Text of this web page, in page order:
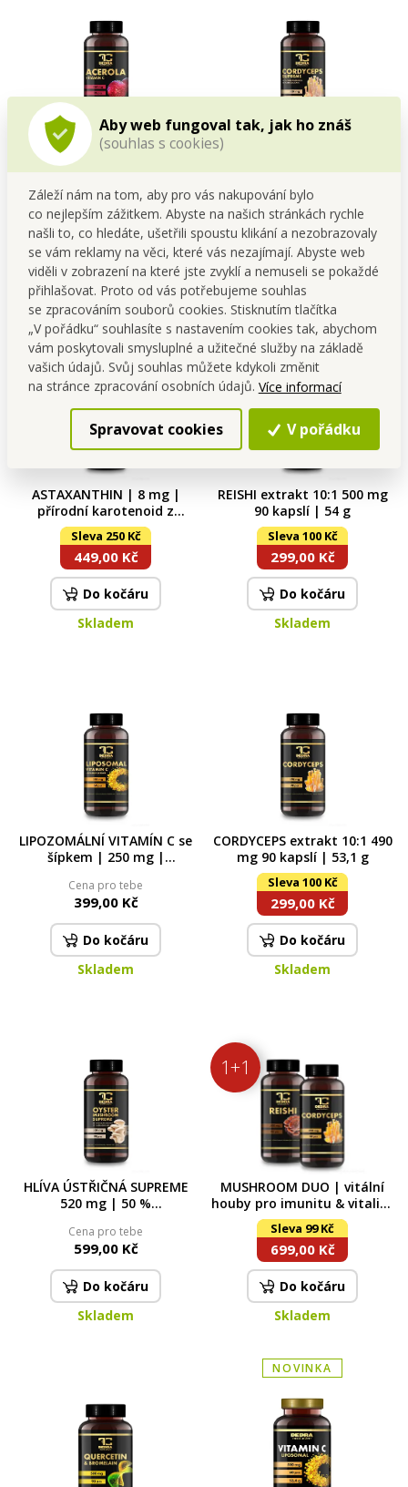
Aby web fungoval tak, jak ho znáš
(souhlas s cookies)
Záleží nám na tom, aby pro vás nakupování bylo
co nejlepším zážitkem. Abyste na našich stránkách rychle
našli to, co hledáte, ušetřili spoustu klikání a nezobrazovaly
se vám reklamy na věci, které vás nezajímají. Abyste web
viděli v zobrazení na které jste zvyklí a nemuseli se pokaždé
přihlašovat. Proto od vás potřebujeme souhlas
se zpracováním souborů cookies. Stisknutím tlačítka
„V pořádku“ souhlasíte s nastavením cookies tak, abychom
vám poskytovali smysluplné a užitečné služby na základě
vašich údajů. Svůj souhlas můžete kdykoli změnit
na stránce zpracování osobních údajů. Více informací
Spravovat cookies V pořádku
ACEROLA extrakt z plodů
10:1 560 mg | přírodní
Sleva 120 Kč
279,00 Kč
Do kočáru
Skladem
CORDYCEPS SUPREME 520
| 55,8 g
Cena pro tebe
599,00 Kč
Do kočáru
Skladem
ASTAXANTHIN | 8 mg |
přírodní karotenoid z
mikrořasy 60 kapslí | 34,2 g
Sleva 250 Kč
449,00 Kč
Do kočáru
Skladem
REISHI extrakt 10:1 500 mg
90 kapslí | 54 g
Sleva 100 Kč
299,00 Kč
Do kočáru
Skladem
LIPOZOMÁLNÍ VITAMÍN C se
šípkem | 250 mg |
imunita & vitalita | 60 kapslí
Cena pro tebe
399,00 Kč
Do kočáru
Skladem
CORDYCEPS extrakt 10:1 490
mg 90 kapslí | 53,1 g
Sleva 100 Kč
299,00 Kč
Do kočáru
Skladem
HLÍVA ÚSTŘIČNÁ SUPREME
520 mg | 50 %
glukanů | vitalita, imunita a
metabolismus tuků | 90
kapslí
Cena pro tebe
599,00 Kč
Do kočáru
Skladem
1+1
MUSHROOM DUO | vitální
houby pro imunitu & vitalitu
| reishi & cordyceps
Sleva 99 Kč
699,00 Kč
Do kočáru
Skladem
NOVINKA